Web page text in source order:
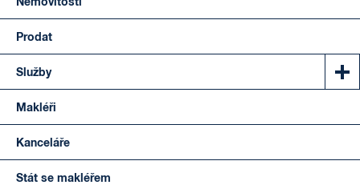
Nemovitosti
Prodat
Služby
Makléři
Kanceláře
Stát se makléřem